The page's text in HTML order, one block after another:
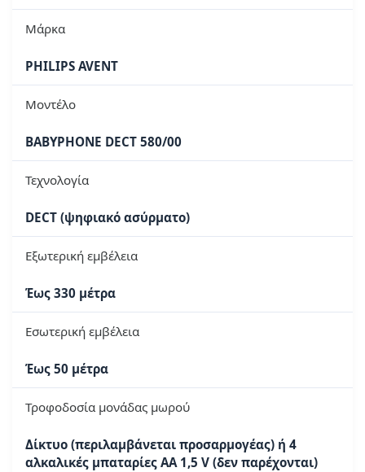
Μάρκα
PHILIPS AVENT
Μοντέλο
BABYPHONE DECT 580/00
Τεχνολογία
DECT (ψηφιακό ασύρματο)
Εξωτερική εμβέλεια
Έως 330 μέτρα
Εσωτερική εμβέλεια
Έως 50 μέτρα
Τροφοδοσία μονάδας μωρού
Δίκτυο (περιλαμβάνεται προσαρμογέας) ή 4
αλκαλικές μπαταρίες AA 1,5 V (δεν παρέχονται)